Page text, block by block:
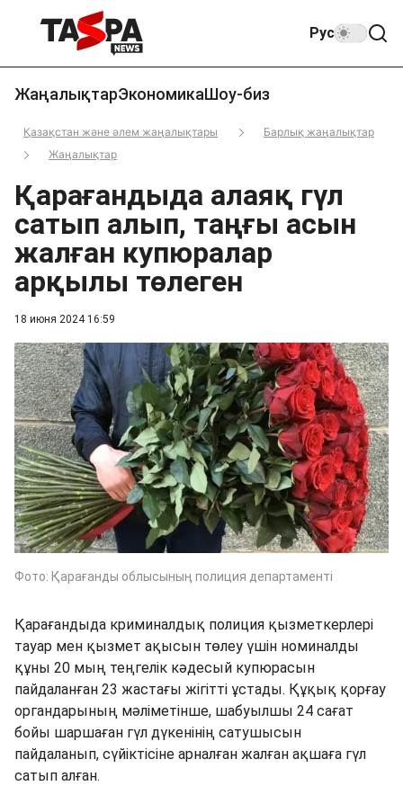
Рус
ЖаңалықтарЭкономикаШоу-биз
Қазақстан және әлем жаңалықтары
Барлық жаңалықтар
Жаңалықтар
18 июня 2024 16:59
Қарағандыда алаяқ гүл
сатып алып, таңғы асын
жалған купюралар
арқылы төлеген
Фото: Қарағанды облысының полиция департаменті
Қарағандыда криминалдық полиция қызметкерлері
тауар мен қызмет ақысын төлеу үшін номиналды
құны 20 мың теңгелік кәдесый купюрасын
пайдаланған 23 жастағы жігітті ұстады. Құқық қорғау
органдарының мәліметінше, шабуылшы 24 сағат
бойы шаршаған гүл дүкенінің сатушысын
пайдаланып, сүйіктісіне арналған жалған ақшаға гүл
сатып алған.